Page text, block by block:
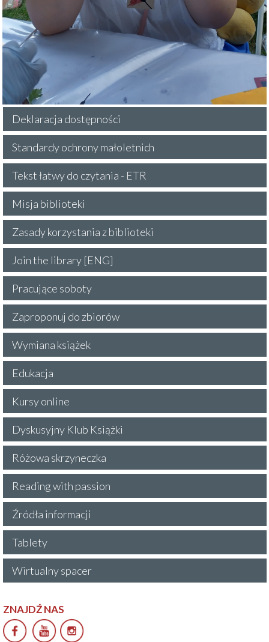
Deklaracja dostępności
Standardy ochrony małoletnich
Tekst łatwy do czytania - ETR
Misja biblioteki
Zasady korzystania z biblioteki
Join the library [ENG]
Pracujące soboty
Zaproponuj do zbiorów
Wymiana książek
Edukacja
Kursy online
Dyskusyjny Klub Książki
Różowa skrzyneczka
Reading with passion
Źródła informacji
Tablety
Wirtualny spacer
ZNAJDŹ NAS